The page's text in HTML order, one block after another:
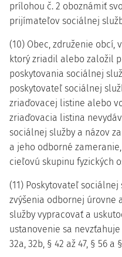
prílohou č. 2 oboznámiť
prijímateľov sociálnej
(10) Obec, združenie obcí,
ktorý zriadil alebo založil
poskytovania sociálnej
poskytovateľ sociálnej
zriaďovacej listine alebo
zriaďovacia listina
sociálnej služby a názov
a jeho odborné
cieľovú skupinu fyzických
(11) Poskytovateľ
zvýšenia odbornej úrovne
služby vypracovať a
ustanovenie sa
32a, 32b, § 42 až 47, § 56 a